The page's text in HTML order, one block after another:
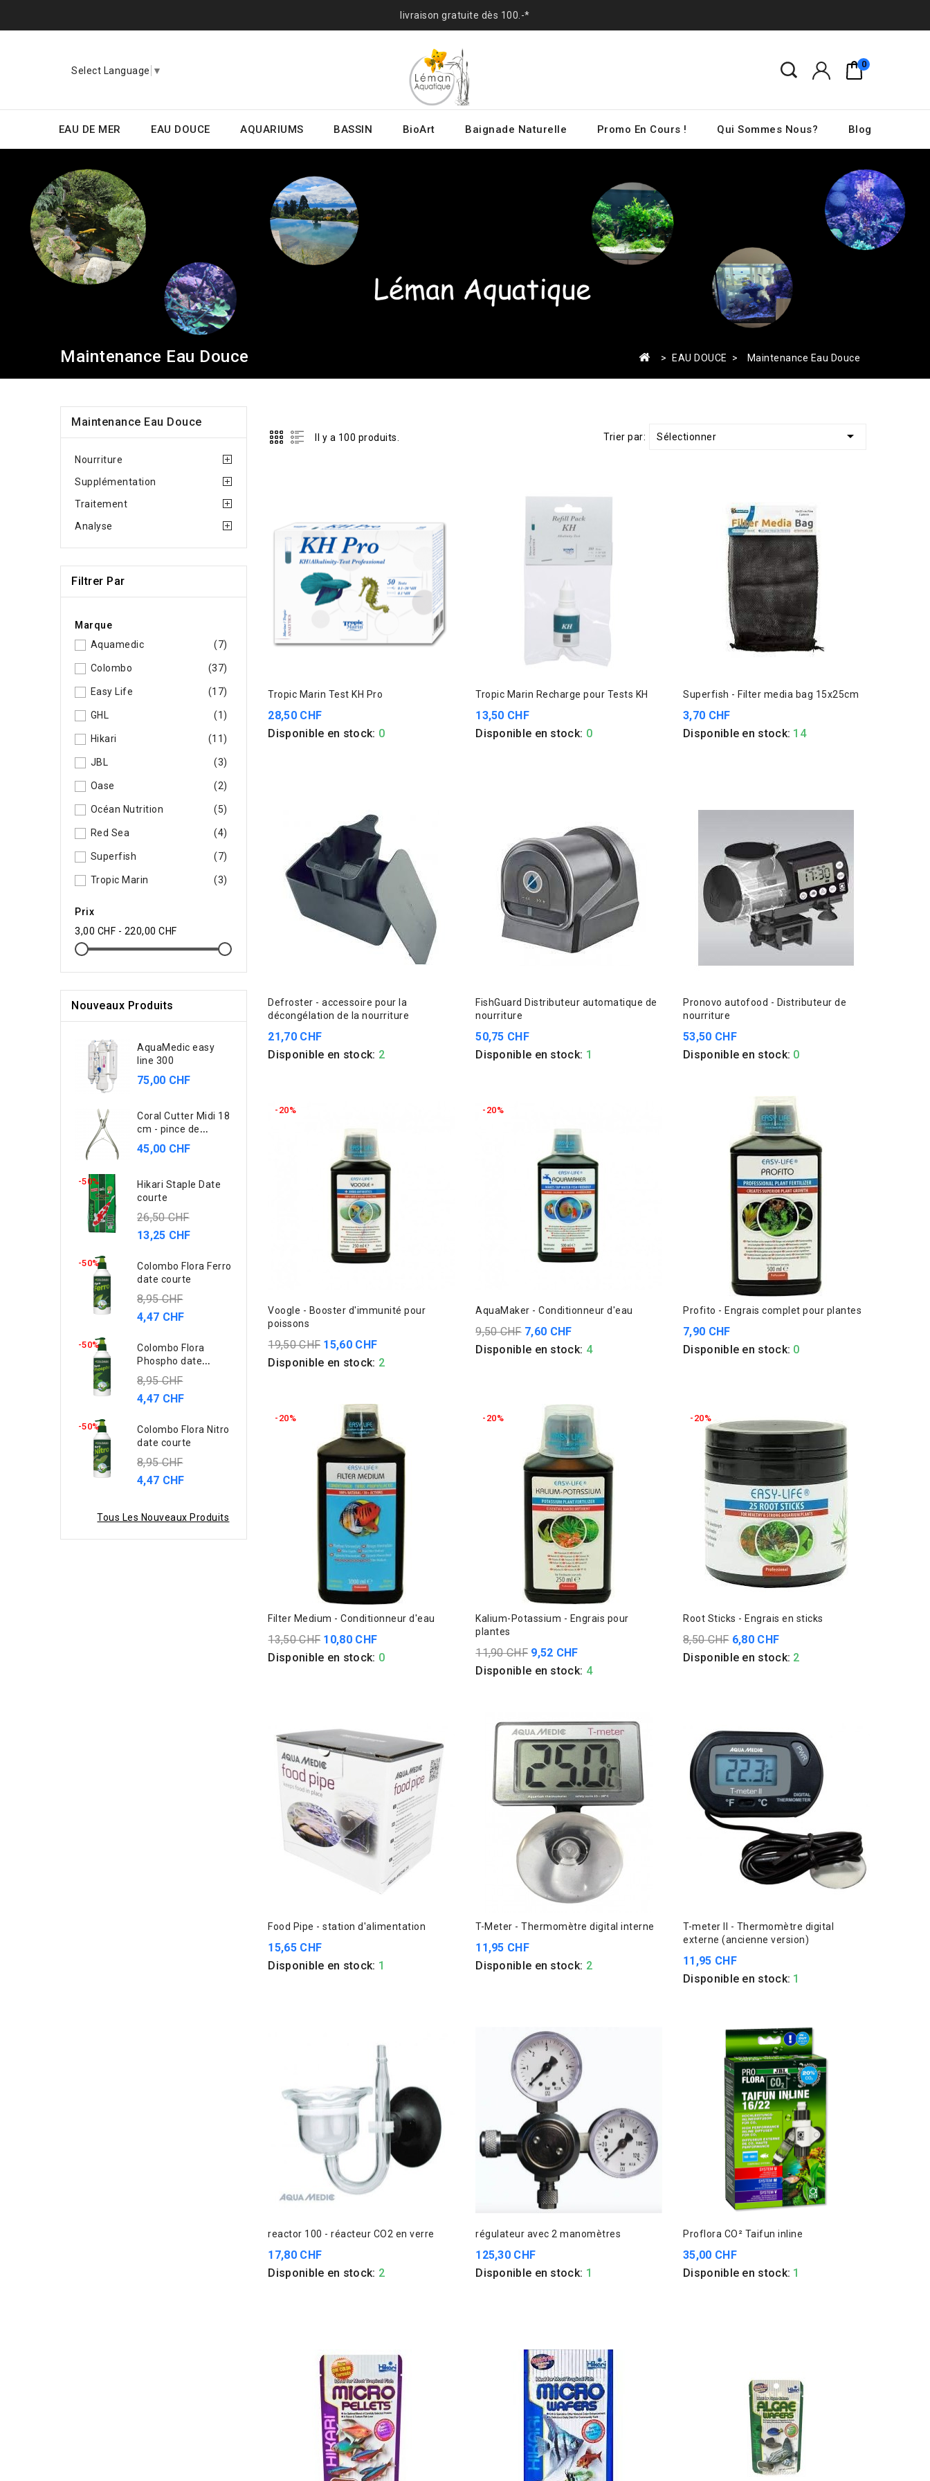
livraison gratuite dès 100.-*
0
Select Language ▼
EAU DE MER EAU DOUCE AQUARIUMS BASSIN BioArt Baignade Naturelle Promo En Cours ! Qui Sommes Nous? Blog
Maintenance Eau Douce EAU DOUCE Maintenance Eau Douce
Maintenance Eau Douce
Nourriture
Supplémentation
Traitement
Analyse
Filtrer Par
Marque
Aquamedic
(7)
Colombo (37)
Easy Life (17)
GHL (1)
Hikari (11)
JBL (3)
Oase (2)
Océan Nutrition (5)
Red Sea (4)
Superfish (7)
Tropic Marin (3)
Prix
3,00 CHF - 220,00 CHF
Nouveaux Produits
AquaMedic easy
line 300
75,00 CHF
Coral Cutter Midi 18
cm - pince de
bouturage
45,00 CHF
Hikari Staple Date
courte
26,50 CHF
-50%
13,25 CHF
Colombo Flora Ferro
date courte
8,95 CHF
-50%
4,47 CHF
Colombo Flora
Phospho date
courte
8,95 CHF
-50%
4,47 CHF
Colombo Flora Nitro
date courte
8,95 CHF
-50%
4,47 CHF
Tous Les Nouveaux Produits
Il y a 100 produits. Trier par: Sélectionner 
Tropic Marin Test KH Pro
28,50 CHF
Disponible en stock: 0
Tropic Marin Recharge pour Tests KH
13,50 CHF
Disponible en stock: 0
Superfish - Filter media bag 15x25cm
3,70 CHF
Disponible en stock: 14
Defroster - accessoire pour la
décongélation de la nourriture
21,70 CHF
Disponible en stock: 2
FishGuard Distributeur automatique de
nourriture
50,75 CHF
Disponible en stock: 1
Pronovo autofood - Distributeur de
nourriture
53,50 CHF
Disponible en stock: 0
-20%
Voogle - Booster d'immunité pour
poissons
19,50 CHF 15,60 CHF
Disponible en stock: 2
-20%
AquaMaker - Conditionneur d'eau
9,50 CHF 7,60 CHF
Disponible en stock: 4
Profito - Engrais complet pour plantes
7,90 CHF
Disponible en stock: 0
-20%
Filter Medium - Conditionneur d'eau
13,50 CHF 10,80 CHF
Disponible en stock: 0
-20%
Kalium-Potassium - Engrais pour
plantes
11,90 CHF 9,52 CHF
Disponible en stock: 4
-20%
Root Sticks - Engrais en sticks
8,50 CHF 6,80 CHF
Disponible en stock: 2
Food Pipe - station d'alimentation
15,65 CHF
Disponible en stock: 1
T-Meter - Thermomètre digital interne
11,95 CHF
Disponible en stock: 2
T-meter II - Thermomètre digital
externe (ancienne version)
11,95 CHF
Disponible en stock: 1
reactor 100 - réacteur CO2 en verre
17,80 CHF
Disponible en stock: 2
régulateur avec 2 manomètres
125,30 CHF
Disponible en stock: 1
Proflora CO² Taifun inline
35,00 CHF
Disponible en stock: 1